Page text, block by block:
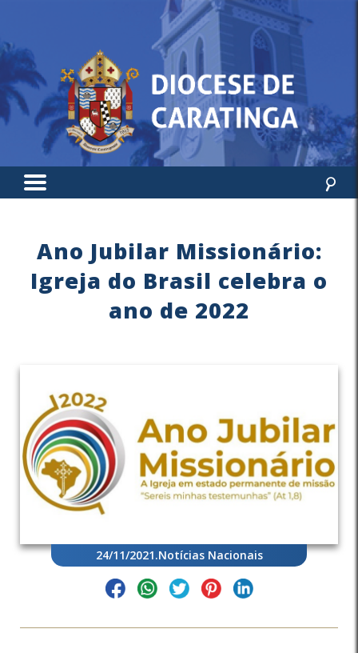
Ano Jubilar Missionário:
Igreja do Brasil celebra o
ano de 2022
24/11/2021.Notícias Nacionais